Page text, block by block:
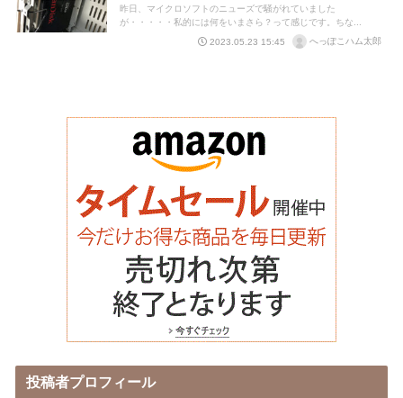
昨日、マイクロソフトのニューズで騒がれていました
が・・・・・私的には何をいまさら？って感じです。ちな...
2023.05.23 15:45
へっぽこハム太郎
投稿者プロフィール